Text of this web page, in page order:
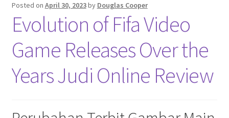
Privacy Policy
Posted on April 30, 2023by Douglas Cooper
Evolution of Fifa Video
Game Releases Over the
Years Judi Online Review